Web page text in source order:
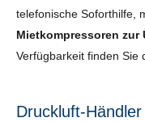
telefonische Soforthilfe,
Mietkompressoren zur
Verfügbarkeit finden Sie
Druckluft-